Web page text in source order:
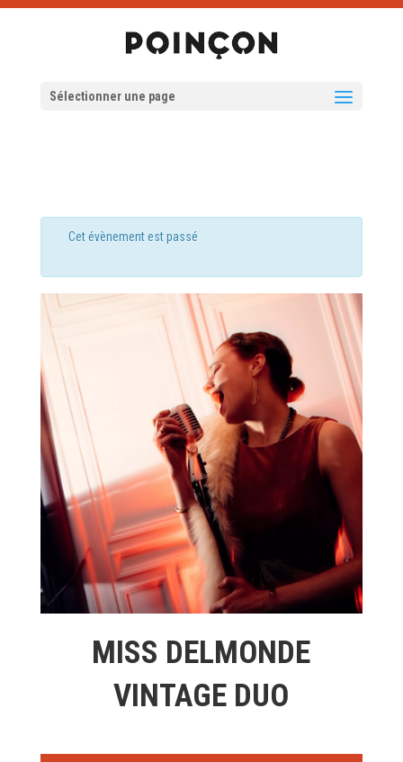
Sélectionner une page
Cet évènement est passé
MISS DELMONDE
VINTAGE DUO